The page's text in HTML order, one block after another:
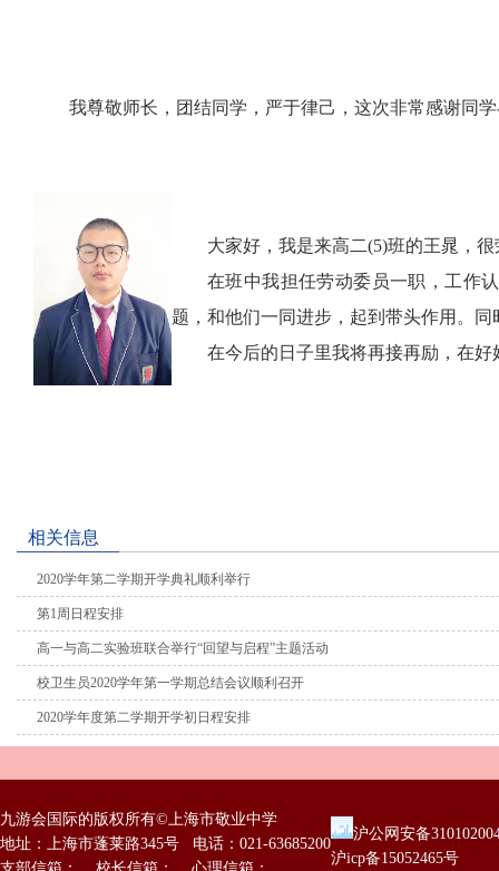
我尊敬师长，团结同学，严于律己，这次非常感谢同
大家好，我是来高二(5)班的王晁，
在班中我担任劳动委员一职，工作
题，和他们一同进步，起到带头作用。
在今后的日子里我将再接再励，在
相关信息
2020学年第二学期开学典礼顺利举行
第1周日程安排
高一与高二实验班联合举行“回望与启程”主题活动
校卫生员2020学年第一学期总结会议顺利召开
2020学年度第二学期开学初日程安排
九游会国际的版权所有©上海市敬业中学
地址：上海市蓬莱路345号 电话：021-63685200
支部信箱： 校长信箱： 心理信箱：
沪公网安备
沪icp备15052465号